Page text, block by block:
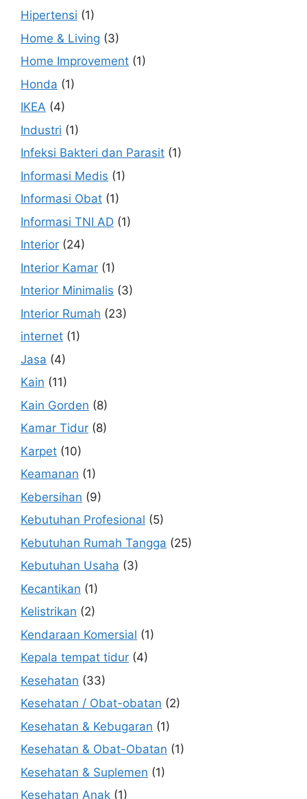
Hipertensi (1)
Home & Living (3)
Home Improvement (1)
Honda (1)
IKEA (4)
Industri (1)
Infeksi Bakteri dan Parasit (1)
Informasi Medis (1)
Informasi Obat (1)
Informasi TNI AD (1)
Interior (24)
Interior Kamar (1)
Interior Minimalis (3)
Interior Rumah (23)
internet (1)
Jasa (4)
Kain (11)
Kain Gorden (8)
Kamar Tidur (8)
Karpet (10)
Keamanan (1)
Kebersihan (9)
Kebutuhan Profesional (5)
Kebutuhan Rumah Tangga (25)
Kebutuhan Usaha (3)
Kecantikan (1)
Kelistrikan (2)
Kendaraan Komersial (1)
Kepala tempat tidur (4)
Kesehatan (33)
Kesehatan / Obat-obatan (2)
Kesehatan & Kebugaran (1)
Kesehatan & Obat-Obatan (1)
Kesehatan & Suplemen (1)
Kesehatan Anak (1)